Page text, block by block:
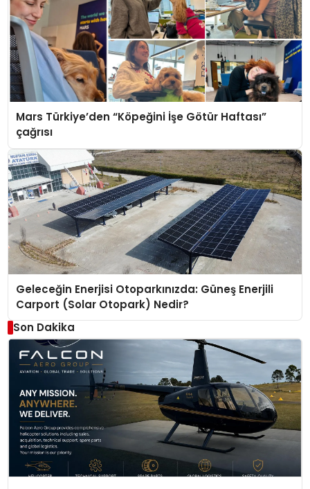
Mars Türkiye’den “Köpeğini İşe Götür Haftası”
çağrısı
Geleceğin Enerjisi Otoparkınızda: Güneş Enerjili
Carport (Solar Otopark) Nedir?
Son Dakika